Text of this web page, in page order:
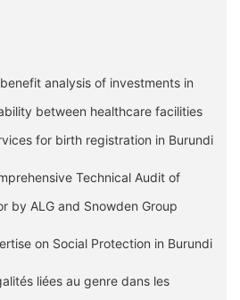
analysis of investments in
between healthcare facilities
for birth registration in Burundi
Technical Audit of
by ALG and Snowden Group
on Social Protection in Burundi
liées au genre dans les